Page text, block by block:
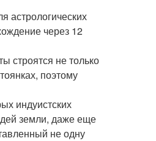
астрологических
через 12
строятся не только
поэтому
индуистских
земли, даже еще
не одну